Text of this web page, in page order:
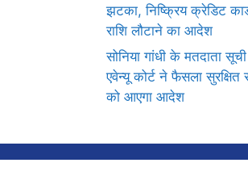
झटका, निष्क्रिय क्रेडिट
राशि लौटाने का आदेश
सोनिया गांधी के मतदाता
एवेन्यू कोर्ट ने फैसला
को आएगा आदेश